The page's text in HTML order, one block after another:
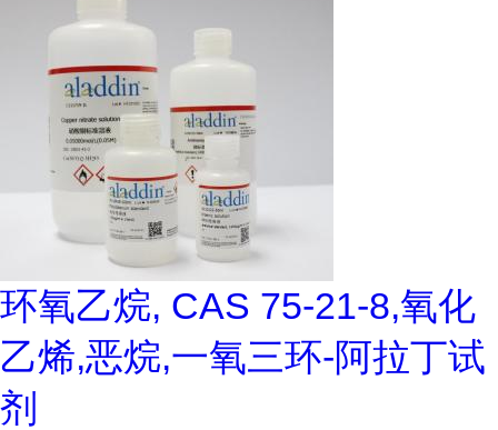
环氧乙烷, CAS 75-21-8,氧化
乙烯,恶烷,一氧三环-阿拉丁试
剂